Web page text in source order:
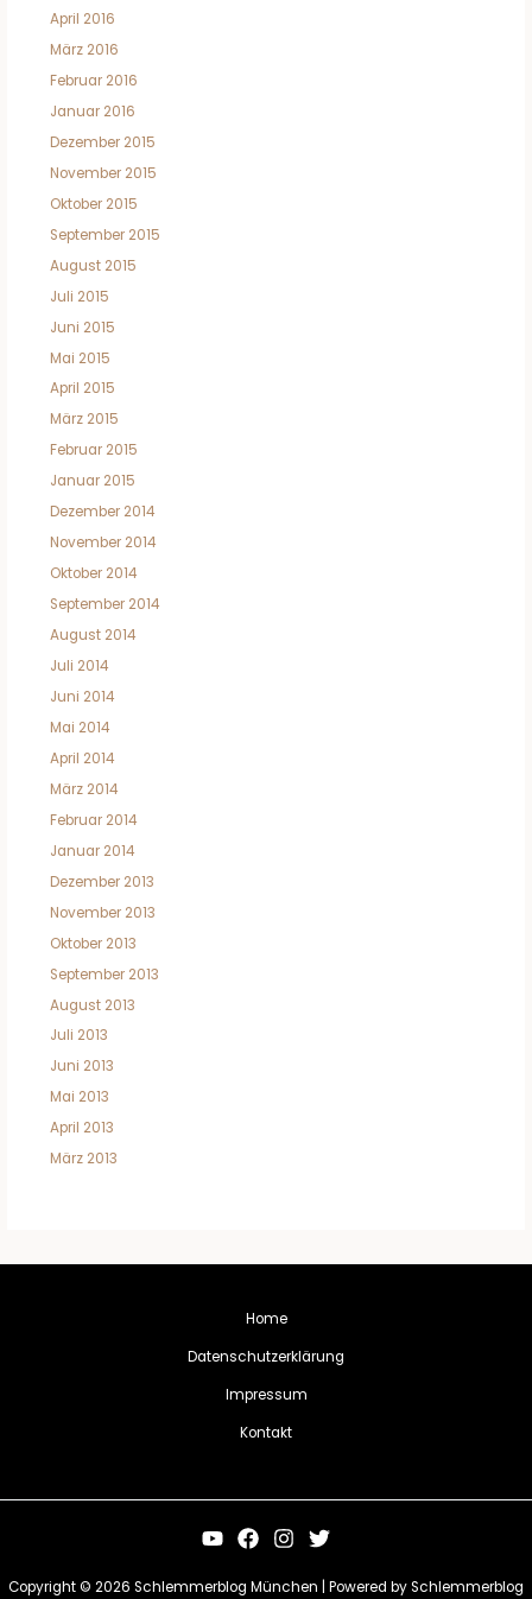
April 2016
März 2016
Februar 2016
Januar 2016
Dezember 2015
November 2015
Oktober 2015
September 2015
August 2015
Juli 2015
Juni 2015
Mai 2015
April 2015
März 2015
Februar 2015
Januar 2015
Dezember 2014
November 2014
Oktober 2014
September 2014
August 2014
Juli 2014
Juni 2014
Mai 2014
April 2014
März 2014
Februar 2014
Januar 2014
Dezember 2013
November 2013
Oktober 2013
September 2013
August 2013
Juli 2013
Juni 2013
Mai 2013
April 2013
März 2013
Home
Datenschutzerklärung
Impressum
Kontakt
Copyright © 2026 Schlemmerblog München | Powered by Schlemmerblog